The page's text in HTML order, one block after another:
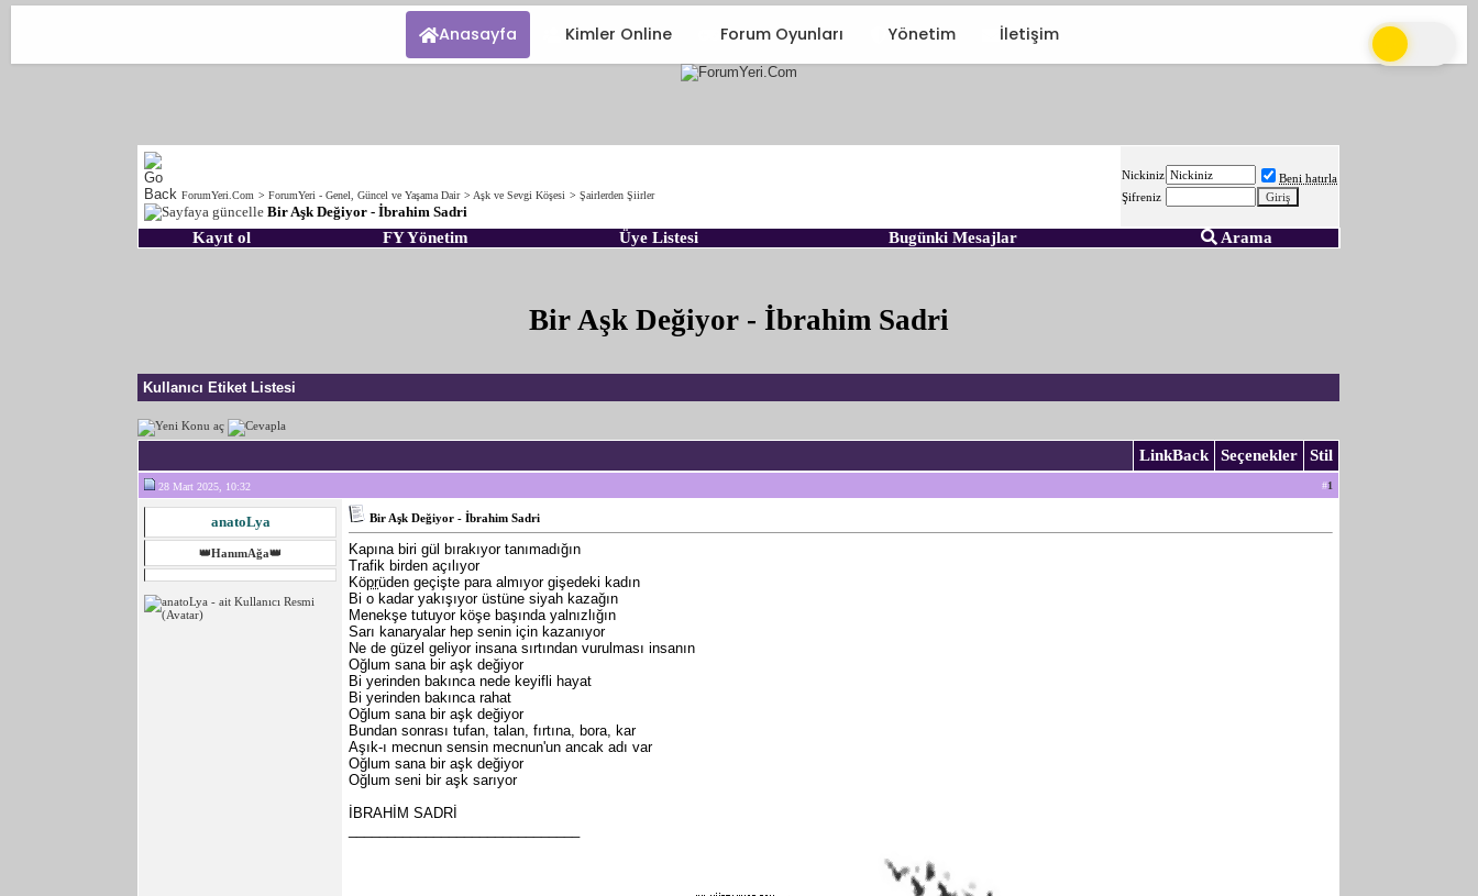
Anasayfa Kimler Online Forum Oyunları Yönetim İletişim
ForumYeri.Com >ForumYeri - Genel, Güncel ve Yaşama Dair > Aşk ve Sevgi Köşesi >Şairlerden Şiirler
Bir Aşk Değiyor - İbrahim Sadri
Nickiniz
Beni hatırla
Şifreniz
Kayıt ol FY Yönetim Üye Listesi Bugünki Mesajlar Arama
Bir Aşk Değiyor - İbrahim Sadri
Kullanıcı Etiket Listesi
LinkBack Seçenekler Stil
28 Mart 2025, 10:32 #1
anatoLya
👑HanımAğa👑
Bir Aşk Değiyor - İbrahim Sadri
Kapına biri gül bırakıyor tanımadığın
Trafik birden açılıyor
Köprüden geçişte para almıyor gişedeki kadın
Bi o kadar yakışıyor üstüne siyah kazağın
Menekşe tutuyor köşe başında yalnızlığın
Sarı kanaryalar hep senin için kazanıyor
Ne de güzel geliyor insana sırtından vurulması insanın
Oğlum sana bir aşk değiyor
Bi yerinden bakınca nede keyifli hayat
Bi yerinden bakınca rahat
Oğlum sana bir aşk değiyor
Bundan sonrası tufan, talan, fırtına, bora, kar
Aşık-ı mecnun sensin mecnun'un ancak adı var
Oğlum sana bir aşk değiyor
Oğlum seni bir aşk sarıyor
İBRAHİM SADRİ